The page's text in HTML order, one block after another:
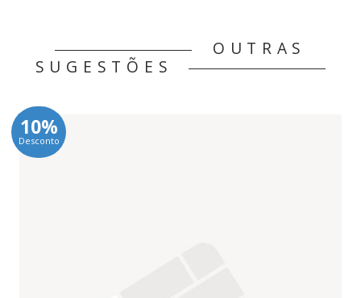
OUTRAS
SUGESTÕES
10%
Desconto